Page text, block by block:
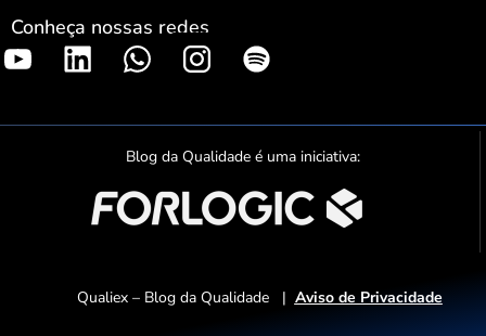
Conheça nossas redes
S
o
t
f
y
Blog da Qualidade é uma iniciativa:
Qualiex – Blog da Qualidade | Aviso de Privacidade